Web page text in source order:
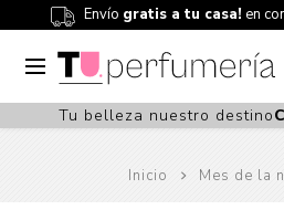
Envío gratis a tu casa! en
Tu belleza nuestro destino
Inicio Mes de la